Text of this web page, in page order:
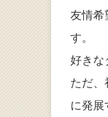
友情希
す。
好きな
ただ、
に発展